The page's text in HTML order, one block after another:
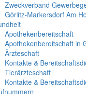
Zweckverband
Görlitz-Markersdorf Am
Apothekenbereitschaft
Apothekenbereitschaft in
Ärzteschaft
Kontakte &
Tierärzteschaft
Kontakte &